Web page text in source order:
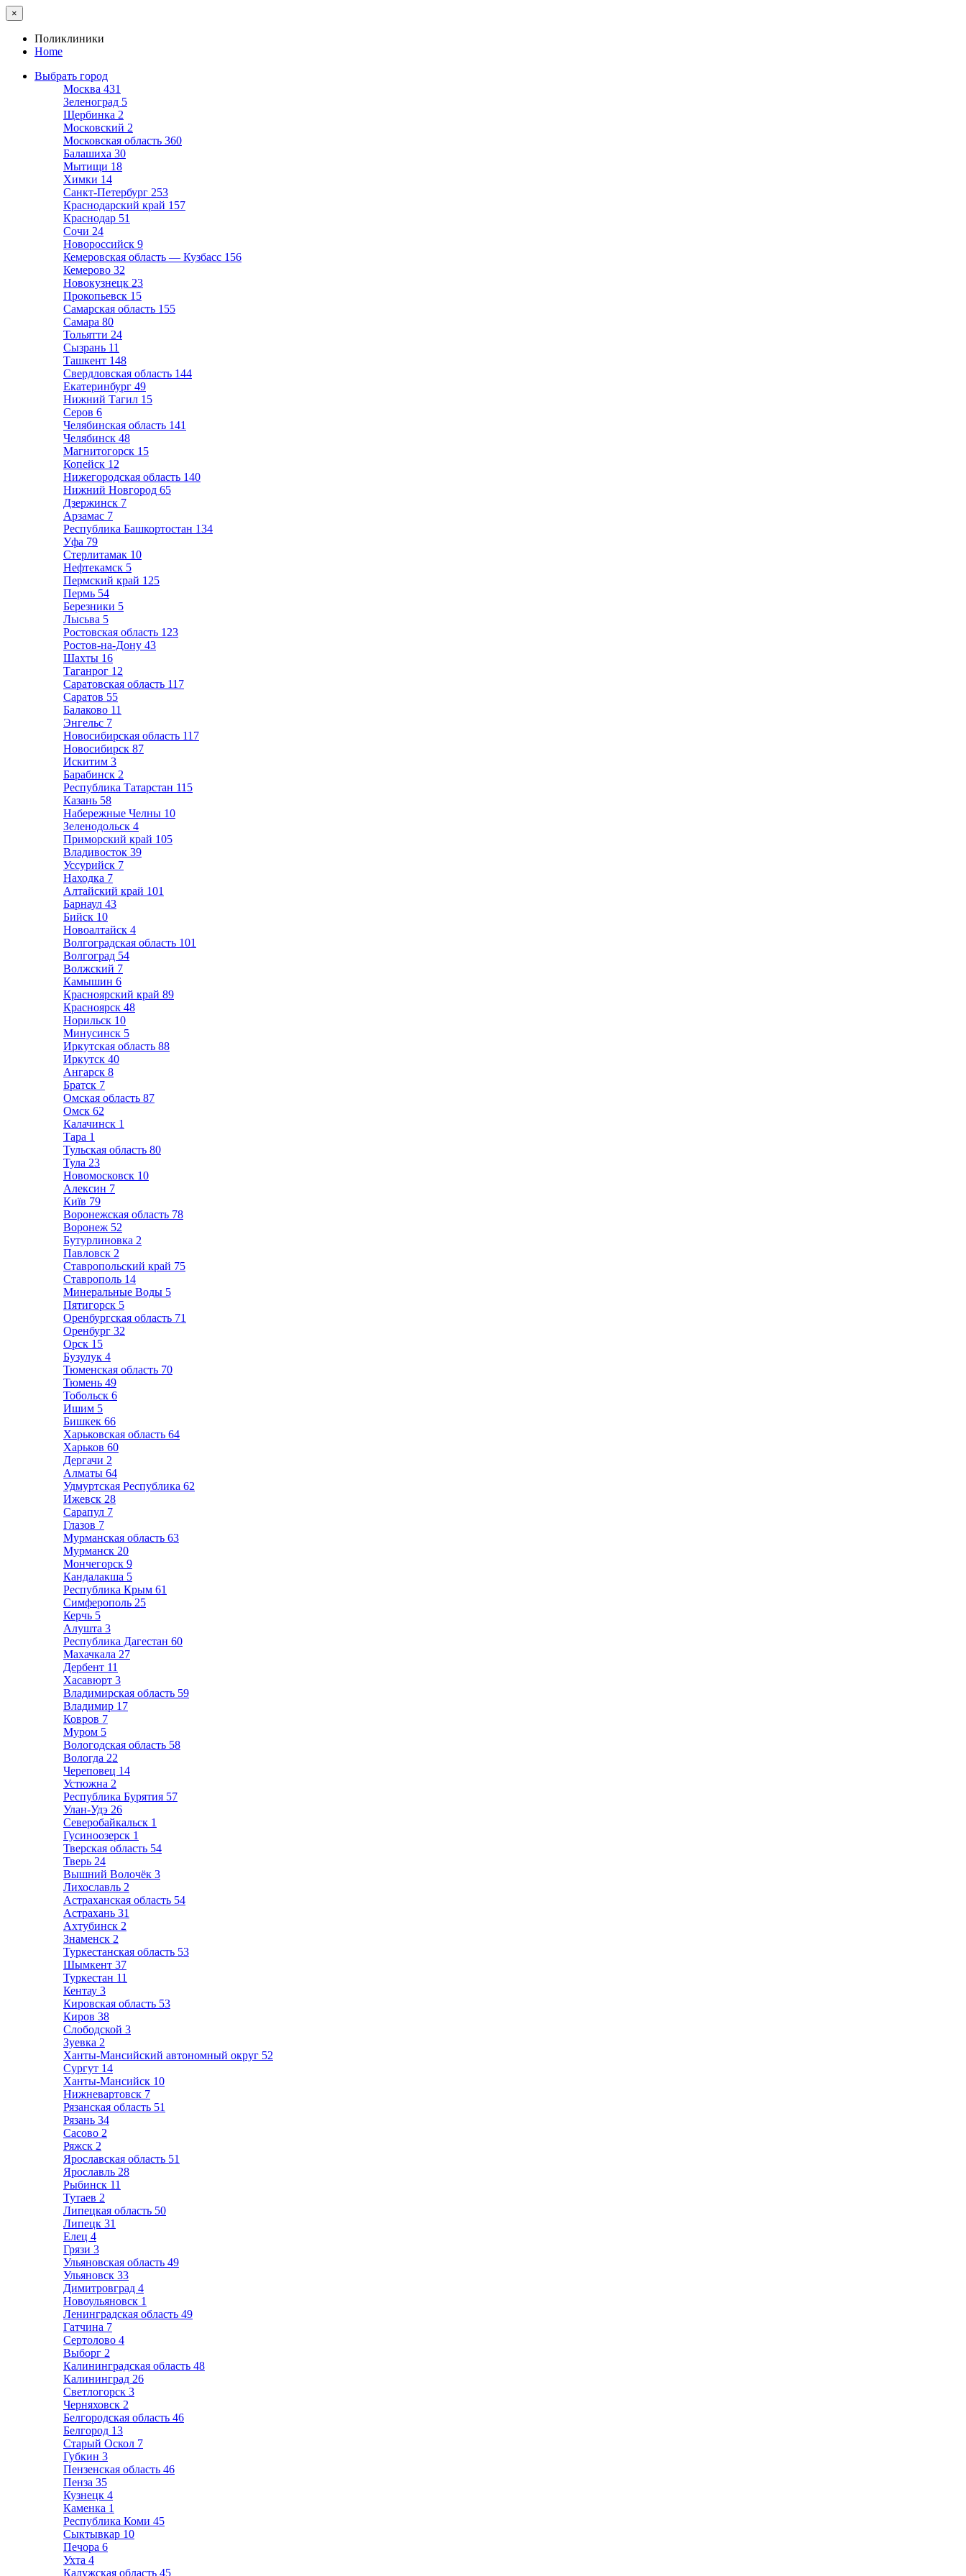
×
Поликлиники
Home
Выбрать город
Москва 431
Зеленоград 5
Щербинка 2
Московский 2
Московская область 360
Балашиха 30
Мытищи 18
Химки 14
Санкт-Петербург 253
Краснодарский край 157
Краснодар 51
Сочи 24
Новороссийск 9
Кемеровская область — Кузбасс 156
Кемерово 32
Новокузнецк 23
Прокопьевск 15
Самарская область 155
Самара 80
Тольятти 24
Сызрань 11
Ташкент 148
Свердловская область 144
Екатеринбург 49
Нижний Тагил 15
Серов 6
Челябинская область 141
Челябинск 48
Магнитогорск 15
Копейск 12
Нижегородская область 140
Нижний Новгород 65
Дзержинск 7
Арзамас 7
Республика Башкортостан 134
Уфа 79
Стерлитамак 10
Нефтекамск 5
Пермский край 125
Пермь 54
Березники 5
Лысьва 5
Ростовская область 123
Ростов-на-Дону 43
Шахты 16
Таганрог 12
Саратовская область 117
Саратов 55
Балаково 11
Энгельс 7
Новосибирская область 117
Новосибирск 87
Искитим 3
Барабинск 2
Республика Татарстан 115
Казань 58
Набережные Челны 10
Зеленодольск 4
Приморский край 105
Владивосток 39
Уссурийск 7
Находка 7
Алтайский край 101
Барнаул 43
Бийск 10
Новоалтайск 4
Волгоградская область 101
Волгоград 54
Волжский 7
Камышин 6
Красноярский край 89
Красноярск 48
Норильск 10
Минусинск 5
Иркутская область 88
Иркутск 40
Ангарск 8
Братск 7
Омская область 87
Омск 62
Калачинск 1
Тара 1
Тульская область 80
Тула 23
Новомосковск 10
Алексин 7
Київ 79
Воронежская область 78
Воронеж 52
Бутурлиновка 2
Павловск 2
Ставропольский край 75
Ставрополь 14
Минеральные Воды 5
Пятигорск 5
Оренбургская область 71
Оренбург 32
Орск 15
Бузулук 4
Тюменская область 70
Тюмень 49
Тобольск 6
Ишим 5
Бишкек 66
Харьковская область 64
Харьков 60
Дергачи 2
Алматы 64
Удмуртская Республика 62
Ижевск 28
Сарапул 7
Глазов 7
Мурманская область 63
Мурманск 20
Мончегорск 9
Кандалакша 5
Республика Крым 61
Симферополь 25
Керчь 5
Алушта 3
Республика Дагестан 60
Махачкала 27
Дербент 11
Хасавюрт 3
Владимирская область 59
Владимир 17
Ковров 7
Муром 5
Вологодская область 58
Вологда 22
Череповец 14
Устюжна 2
Республика Бурятия 57
Улан-Удэ 26
Северобайкальск 1
Гусиноозерск 1
Тверская область 54
Тверь 24
Вышний Волочёк 3
Лихославль 2
Астраханская область 54
Астрахань 31
Ахтубинск 2
Знаменск 2
Туркестанская область 53
Шымкент 37
Туркестан 11
Кентау 3
Кировская область 53
Киров 38
Слободской 3
Зуевка 2
Ханты-Мансийский автономный округ 52
Сургут 14
Ханты-Мансийск 10
Нижневартовск 7
Рязанская область 51
Рязань 34
Сасово 2
Ряжск 2
Ярославская область 51
Ярославль 28
Рыбинск 11
Тутаев 2
Липецкая область 50
Липецк 31
Елец 4
Грязи 3
Ульяновская область 49
Ульяновск 33
Димитровград 4
Новоульяновск 1
Ленинградская область 49
Гатчина 7
Сертолово 4
Выборг 2
Калининградская область 48
Калининград 26
Светлогорск 3
Черняховск 2
Белгородская область 46
Белгород 13
Старый Оскол 7
Губкин 3
Пензенская область 46
Пенза 35
Кузнецк 4
Каменка 1
Республика Коми 45
Сыктывкар 10
Печора 6
Ухта 4
Калужская область 45